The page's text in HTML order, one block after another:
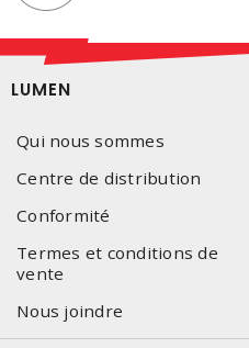
LUMEN
Qui nous sommes
Centre de distribution
Conformité
Termes et conditions de
vente
Nous joindre